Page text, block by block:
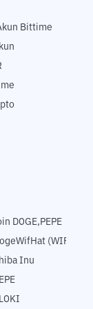
Bittime
DOGE,PEPE
(WIF)
Inu